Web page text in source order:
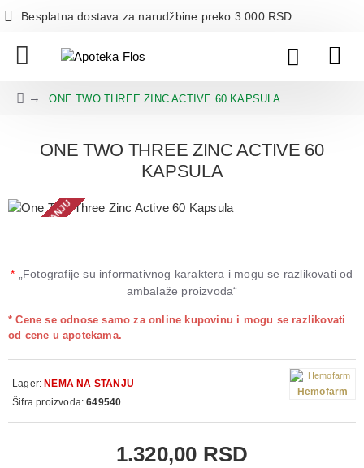
Besplatna dostava za narudžbine preko 3.000 RSD
ONE TWO THREE ZINC ACTIVE 60 KAPSULA
ONE TWO THREE ZINC ACTIVE 60
KAPSULA
NEMA NA STANJU
* „Fotografije su informativnog karaktera i mogu se razlikovati od
ambalaže proizvoda“
* Cene se odnose samo za online kupovinu i mogu se razlikovati
od cene u apotekama.
1.320,00 RSD
Lager: NEMA NA STANJU
Šifra proizvoda: 649540
Hemofarm